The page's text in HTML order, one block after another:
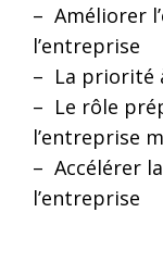
– Améliorer
l’entreprise
– La priorité
– Le rôle
l’entreprise
– Accélérer
l’entreprise